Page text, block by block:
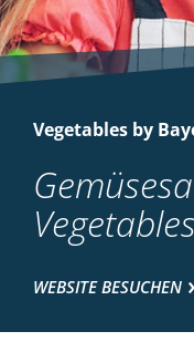
Vegetables by
WEBSITE BESUCHEN